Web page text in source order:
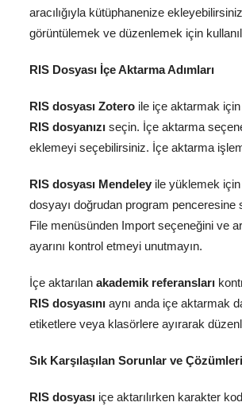
aracılığıyla kütüphanenize
görüntülemek ve düzenlemek için
RIS Dosyası İçe Aktarma Adımları
RIS dosyası Zotero ile içe aktarmak
RIS dosyanızı seçin. İçe aktarma
eklemeyi seçebilirsiniz. İçe aktarma
RIS dosyası Mendeley ile yüklemek
dosyayı doğrudan program penceresine
File menüsünden Import seçeneğini ve
ayarını kontrol etmeyi unutmayın.
İçe aktarılan akademik referansları
RIS dosyasını aynı anda içe aktarmak
etiketlere veya klasörlere ayırarak
Sık Karşılaşılan Sorunlar ve Çözümleri
RIS dosyası içe aktarılırken karakter